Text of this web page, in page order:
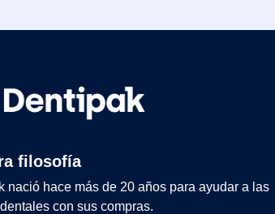
filosofía
nació hace más de 20 años para ayudar a las
con sus compras.